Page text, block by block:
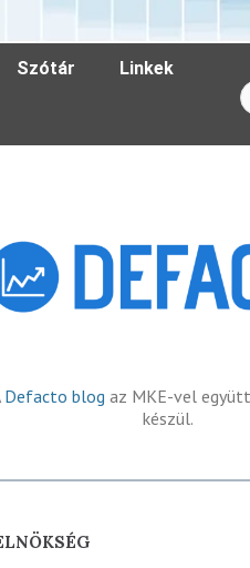
Szótár Linkek
Defacto blog az MKE-vel
készül.